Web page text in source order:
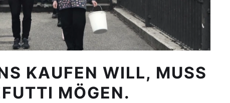
KAUFEN WILL, MUSS
MÖGEN.